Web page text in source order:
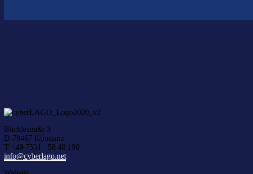
Bücklestraße 3
D-78467 Konstanz
T +49 7531 - 58 48 190
info@cyberlago.net